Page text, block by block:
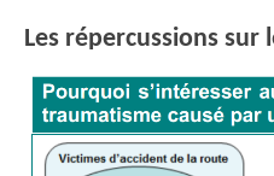
Les répercussions sur